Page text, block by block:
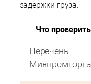
задержки груза.
Что проверить
Перечень
Минпромторга